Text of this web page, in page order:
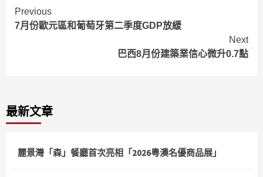
Continue
Reading
Previous
7月份歐元區和葡萄牙第二季度GDP放緩
Next
巴西8月份建築業信心微升0.7點
最新文章
麗景灣「森」餐廳首次亮相「2026粵澳名優商品展」